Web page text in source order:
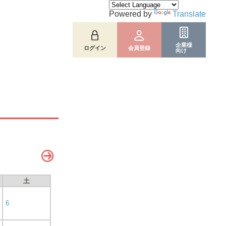
ログイン 会員登録
企業様
向け
Powered by Translate
土
6